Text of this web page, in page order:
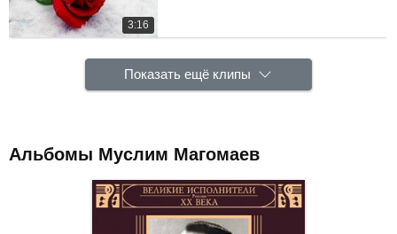
3:16
Показать ещё клипы
Альбомы Муслим Магомаев